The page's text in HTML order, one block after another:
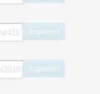
kopieren
kopieren